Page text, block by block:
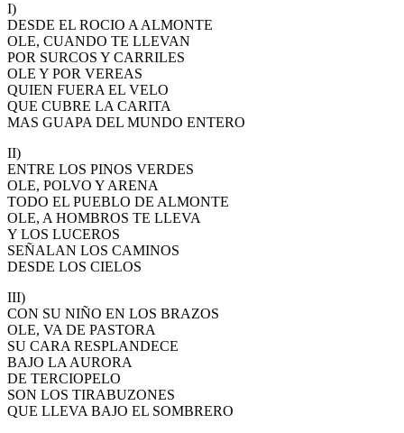
I)
DESDE EL ROCIO A ALMONTE
OLE, CUANDO TE LLEVAN
POR SURCOS Y CARRILES
OLE Y POR VEREAS
QUIEN FUERA EL VELO
QUE CUBRE LA CARITA
MAS GUAPA DEL MUNDO ENTERO
II)
ENTRE LOS PINOS VERDES
OLE, POLVO Y ARENA
TODO EL PUEBLO DE ALMONTE
OLE, A HOMBROS TE LLEVA
Y LOS LUCEROS
SEÑALAN LOS CAMINOS
DESDE LOS CIELOS
III)
CON SU NIÑO EN LOS BRAZOS
OLE, VA DE PASTORA
SU CARA RESPLANDECE
BAJO LA AURORA
DE TERCIOPELO
SON LOS TIRABUZONES
QUE LLEVA BAJO EL SOMBRERO
Historia de la Virgen del Rocío
¿Cuándo es la romería del Rocío?
¿Cuántas hermandades participan en la romería?
El traslado cada siete años
¿Cuales son los actos principales que se celebran en el
Rocío?
Quiero hacer el camino,¿que tengo que hacer?